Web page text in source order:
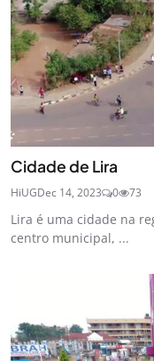
Cidade de Lira
HiUGDec 14, 2023 0 73
Lira é uma cidade na
centro municipal, ...